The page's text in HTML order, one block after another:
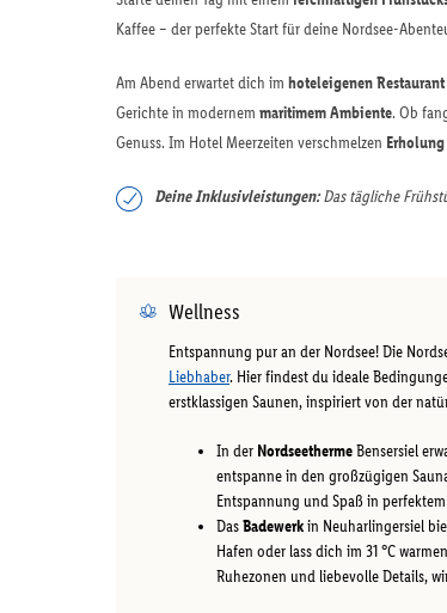
Kaffee – der perfekte Start für deine Nordsee-
Am Abend erwartet dich im hoteleigenen Restaurant
Gerichte in modernem maritimem Ambiente. Ob
Genuss. Im Hotel Meerzeiten verschmelzen
Deine Inklusivleistungen:Das tägliche
Wellness
Entspannung pur an der Nordsee! Die
Liebhaber. Hier findest du ideale
erstklassigen Saunen, inspiriert von der
In der NordseethermeBensersiel
entspanne in den großzügigen
Entspannung und Spaß in
DasBadewerkin Neuharlingersiel
Hafen oder lass dich im 31 °C
Ruhezonen und liebevolle Details,